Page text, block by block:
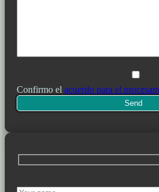
Confirmo el acuerdo para el